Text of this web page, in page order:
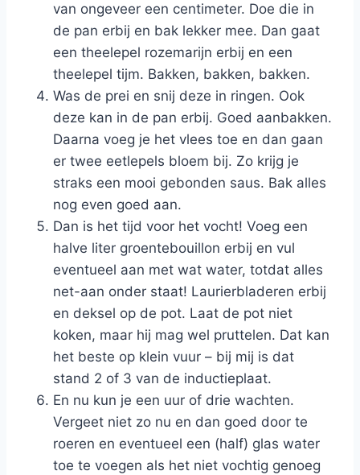
van ongeveer een centimeter. Doe die in
de pan erbij en bak lekker mee. Dan gaat
een theelepel rozemarijn erbij en een
theelepel tijm. Bakken, bakken, bakken.
Was de prei en snij deze in ringen. Ook
deze kan in de pan erbij. Goed aanbakken.
Daarna voeg je het vlees toe en dan gaan
er twee eetlepels bloem bij. Zo krijg je
straks een mooi gebonden saus. Bak alles
nog even goed aan.
Dan is het tijd voor het vocht! Voeg een
halve liter groentebouillon erbij en vul
eventueel aan met wat water, totdat alles
net-aan onder staat! Laurierbladeren erbij
en deksel op de pot. Laat de pot niet
koken, maar hij mag wel pruttelen. Dat kan
het beste op klein vuur – bij mij is dat
stand 2 of 3 van de inductieplaat.
En nu kun je een uur of drie wachten.
Vergeet niet zo nu en dan goed door te
roeren en eventueel een (half) glas water
toe te voegen als het niet vochtig genoeg